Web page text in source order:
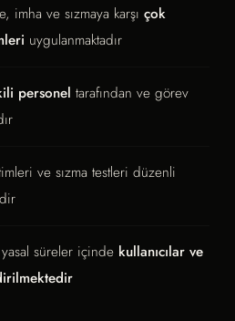
imha ve sızmaya karşıçok
uygulanmaktadır
personel tarafından ve görev
ve sızma testleri düzenli
süreler içinde kullanıcılar ve